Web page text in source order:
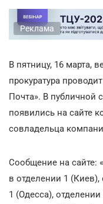
Реклама
В пятницу, 16 марта,
прокуратура
Почта». В публичной
появились на сайте
совладельца
Сообщение на сайте:
в отделении 1
1 (Одесса),